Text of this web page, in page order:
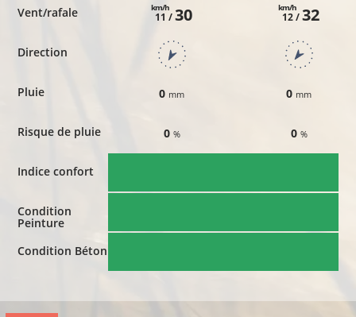
Vent/rafale
Direction
Pluie
Risque de pluie
Indice confort
Condition
Peinture
Condition Béton
11 /
km/h 30
0 mm
0 %
12 /
km/h 32
0 mm
0 %